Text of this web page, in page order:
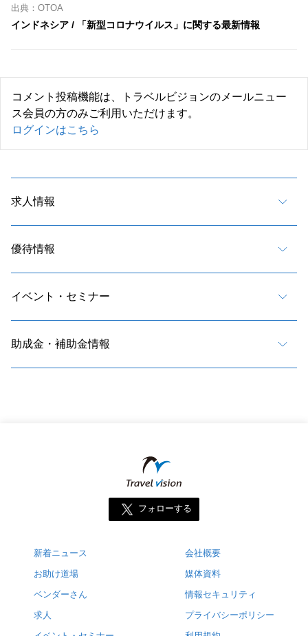
出典：OTOA
インドネシア / 「新型コロナウイルス」に関する最新情報
コメント投稿機能は、トラベルビジョンのメールニュー
ス会員の方のみご利用いただけます。
ログインはこちら
求人情報
優待情報
イベント・セミナー
助成金・補助金情報
フォローする
新着ニュース
お助け道場
ベンダーさん
求人
会社概要
媒体資料
情報セキュリティ
プライバシーポリシー